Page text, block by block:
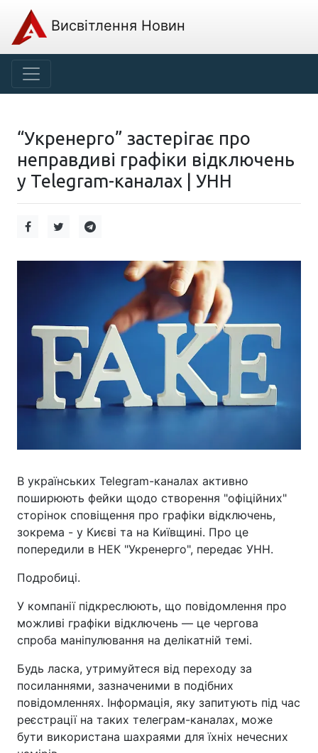
Висвітлення Новин
“Укренерго” застерігає про
неправдиві графіки відключень
у Telegram-каналах | УНН
В українських Telegram-каналах активно
поширюють фейки щодо створення "офіційних"
сторінок сповіщення про графіки відключень,
зокрема - у Києві та на Київщині. Про це
попередили в НЕК "Укренерго", передає УНН.
Подробиці.
У компанії підкреслюють, що повідомлення про
можливі графіки відключень — це чергова
спроба маніпулювання на делікатній темі.
Будь ласка, утримуйтеся від переходу за
посиланнями, зазначеними в подібних
повідомленнях. Інформація, яку запитують під час
реєстрації на таких телеграм-каналах, може
бути використана шахраями для їхніх нечесних